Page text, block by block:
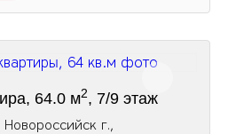
64.0 м2, 7/9 этаж
г.,